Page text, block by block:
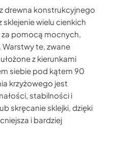
drewna konstrukcyjnego
wielu cienkich
pomocą mocnych,
te, zwane
z kierunkami
siebie pod kątem 90
krzyżowego jest
stabilności i
skręcanie sklejki, dzięki
i bardziej